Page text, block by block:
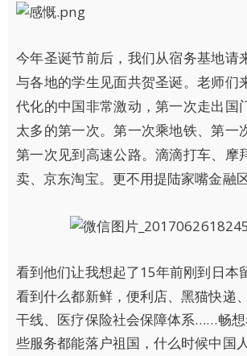
今年圣诞节前后，我们从宿务基地请
与各地的学生见面共贺圣诞。老师们
代化的中国非常激动，第一次走出国
太多的第一次。第一次乘地铁、第一
第一次见到高速公路。滴滴打车、摩
卖、京东淘宝。更不用提陆家嘴金融
看到他们让我想起了15年前刚到日本
看到什么都新鲜，便利店、黑猫快递
干线、医疗保险社会保障体系……畅
些服务都能落户祖国，什么时候中国